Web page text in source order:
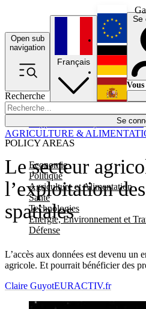
Open sub
navigation
Recherche
Se
POLICY AREAS
Economie
Politique
Agriculture et Alimentation
Santé
Technologies
Energie, Environnement et
Défense
Économie
Français
Se
Vous
Le secteur
l’exploitation
spatiales
L’accès aux données est devenu un
agricole. Et pourrait bénéficier des
AGRICULTURE &
Claire GuyotEURACTIV.fr